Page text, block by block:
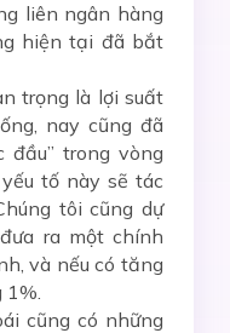
liên ngân hàng
hiện tại đã bắt
trọng là lợi suất
nay cũng đã
đầu” trong vòng
tố này sẽ tác
tôi cũng dự
ra một chính
và nếu có tăng
1%.
cũng có những